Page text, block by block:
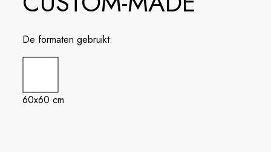
De formaten gebruikt:
60x60 cm